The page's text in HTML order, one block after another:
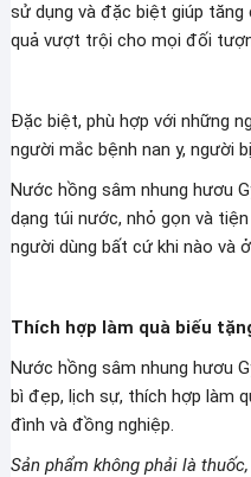
sử dụng và đặc biệt giúp
quả vượt trội cho mọi đối
Đặc biệt, phù hợp với những
người mắc bệnh nan y, người
Nước hồng sâm nhung hươu
dạng túi nước, nhỏ gọn và
người dùng bất cứ khi nào và
Thích hợp làm quà biếu
Nước hồng sâm nhung hươu
bì đẹp, lịch sự, thích hợp làm
đình và đồng nghiệp.
Sản phẩm không phải là